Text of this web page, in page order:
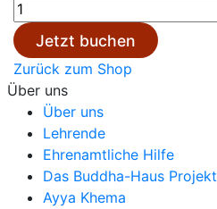
Vor
Ort
Teilnehmen
|
Kurs
W-
99
Menge
Jetzt buchen
Zurück zum Shop
Über uns
Über uns
Lehrende
Ehrenamtliche Hilfe
Das Buddha-Haus Projekt
Ayya Khema